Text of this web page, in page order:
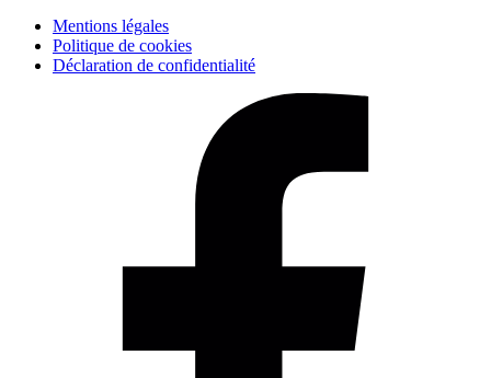
Mentions légales
Politique de cookies
Déclaration de confidentialité